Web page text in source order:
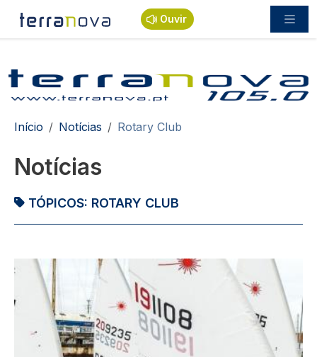
Passar para o conteúdo principal
Ouvir
Navegação estrutural
Início Notícias Rotary Club
Notícias
TÓPICOS: ROTARY CLUB
Imagem